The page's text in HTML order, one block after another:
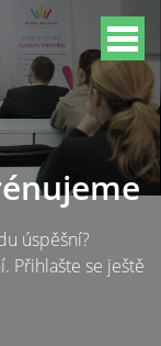
úspěšní?
Přihlašte se ještě